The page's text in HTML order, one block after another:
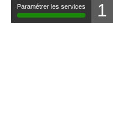
Paramétrer les services 1